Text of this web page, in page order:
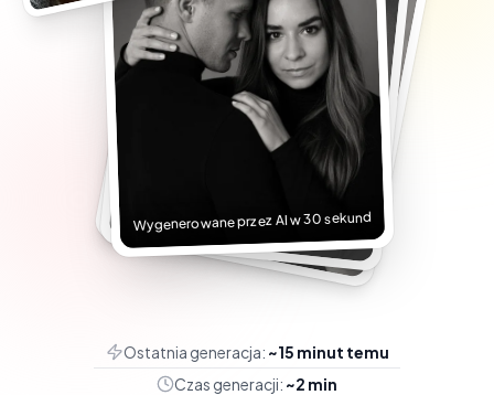
Wygenerowane przez AI w 30 sekund
Ostatnia generacja: ~15 minut temu
Czas generacji: ~2 min